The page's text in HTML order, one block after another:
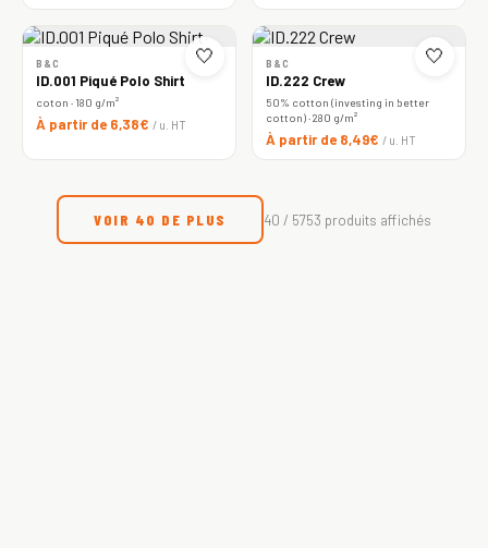
🤍
B&C
ID.001 Piqué Polo Shirt
coton · 180 g/m²
À partir de 6,38€ / u. HT
🤍
B&C
ID.222 Crew
50% cotton (investing in better
cotton) · 280 g/m²
À partir de 8,49€ / u. HT
VOIR 40 DE PLUS 40 / 5753 produits affichés